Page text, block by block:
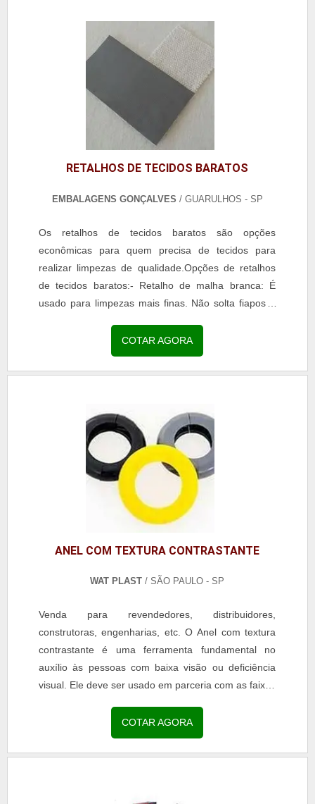
RETALHOS DE TECIDOS BARATOS
EMBALAGENS GONÇALVES / GUARULHOS - SP
Os retalhos de tecidos baratos são opções
econômicas para quem precisa de tecidos para
realizar limpezas de qualidade.Opções de retalhos
de tecidos baratos:- Retalho de malha branca: É
usado para limpezas mais finas. Não solta fiapos e
COTAR AGORA
ANEL COM TEXTURA CONTRASTANTE
WAT PLAST / SÃO PAULO - SP
Venda para revendedores, distribuidores,
construtoras, engenharias, etc. O Anel com textura
contrastante é uma ferramenta fundamental no
auxílio às pessoas com baixa visão ou deficiência
visual. Ele deve ser usado em parceria com as faixas
COTAR AGORA